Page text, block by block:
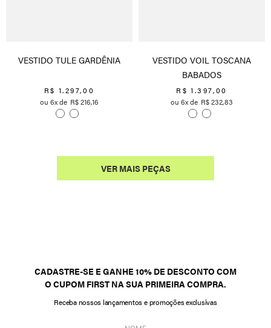
VESTIDO TULE GARDÊNIA
R$ 1.297,00
6
R$216,16
VESTIDO VOIL TOSCANA
BABADOS
R$ 1.397,00
6
R$232,83
CADASTRE-SE E GANHE 10% DE DESCONTO COM
O CUPOM FIRST NA SUA PRIMEIRA COMPRA.
Receba nossos lançamentos e promoções exclusivas